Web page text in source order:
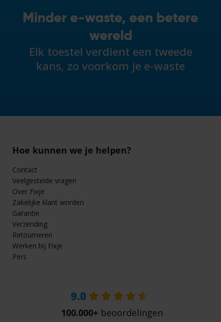
Minder e-waste, een betere
wereld
Elk toestel verdient een tweede
kans, zo voorkom je e-waste
Hoe kunnen we je helpen?
Contact
Veelgestelde vragen
Over Fixje
Zakelijke klant worden
Garantie
Verzending
Retourneren
Werken bij Fixje
Pers
9.0
100.000+ beoordelingen